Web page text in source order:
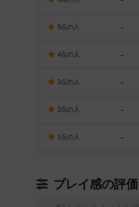
5点の人 -
4点の人 -
3点の人 -
2点の人 -
1点の人 -
プレイ感の評価